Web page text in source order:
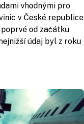
vhodnými pro
v České republice
od začátku
údaj byl z roku